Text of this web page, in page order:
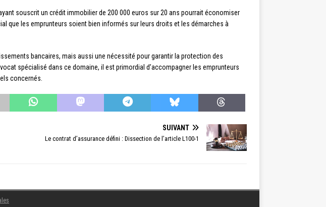
souscrit un crédit immobilier de 200 000 euros sur 20 ans pourrait économiser
que les emprunteurs soient bien informés sur leurs droits et les démarches à
bancaires, mais aussi une nécessité pour garantir la protection des
spécialisé dans ce domaine, il est primordial d’accompagner les emprunteurs
concernés.
SUIVANT
Le contrat d’assurance défini : Dissection de l’article L100-1